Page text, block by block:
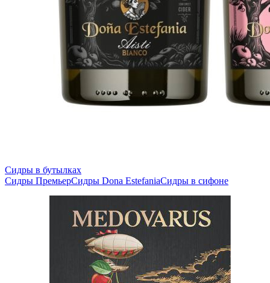
Сидры в бутылках
Сидры ПремьерСидры Dona EstefaniaСидры в сифоне